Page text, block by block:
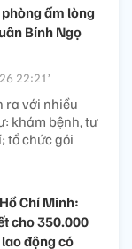
ấm lòng
Bính Ngọ
22:21’
ra với nhiều
khám bệnh, tư
tổ chức gói
Chí Minh:
cho 350.000
động có